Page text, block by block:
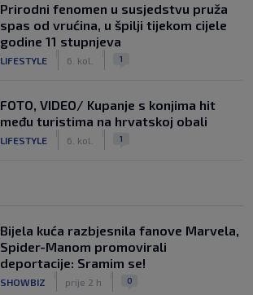
Prirodni fenomen u susjedstvu pruža
spas od vrućina, u špilji tijekom cijele
godine 11 stupnjeva
LIFESTYLE 6. kol. 1
FOTO, VIDEO/ Kupanje s konjima hit
među turistima na hrvatskoj obali
LIFESTYLE 6. kol. 1
Bijela kuća razbjesnila fanove Marvela,
Spider-Manom promovirali
deportacije: Sramim se!
SHOWBIZ prije 2 h 0